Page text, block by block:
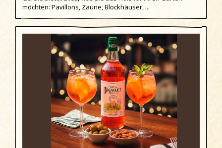
Egmond aan den Hoef
Egmond-Binnen
Egmond aan Zee
Groet
Hargen aan Zee
Heemskerk
Heerhugowaard
Heiloo
möchten: Pavillons, Zäune, Blockhäuser, ...